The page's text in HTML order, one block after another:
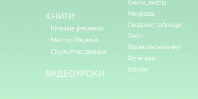
КНИГИ
Готовые решения
Мастер Формул
Скульптор данных
ВИДЕОУРОКИ
Книги, листы
Макросы
Сводные таблицы
Текст
Форматирование
Функции
Всякое